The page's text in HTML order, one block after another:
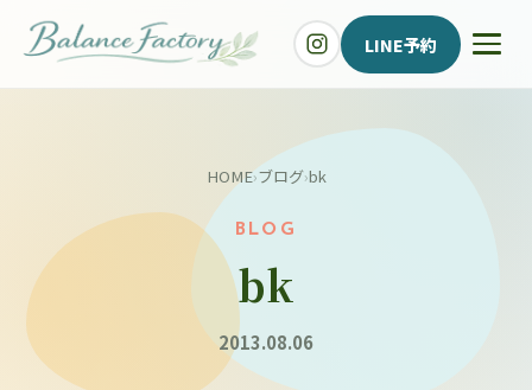
LINE予約
HOME›ブログ›bk
BLOG
bk
2013.08.06